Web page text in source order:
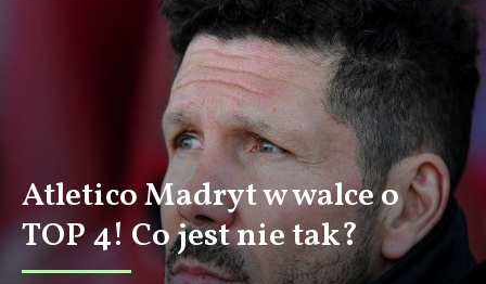
Atletico Madryt w walce o
TOP 4! Co jest nie tak?